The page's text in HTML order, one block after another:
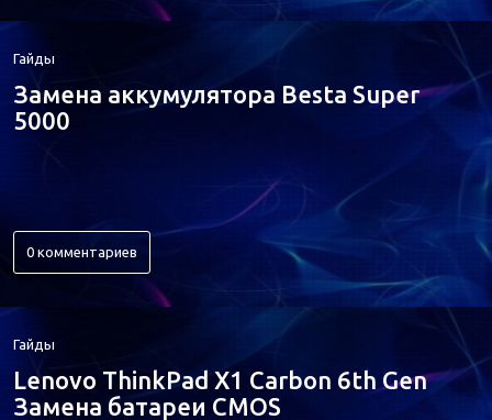
Гайды
Замена аккумулятора Besta Super
5000
0 комментариев
Гайды
Lenovo ThinkPad X1 Carbon 6th Gen
Замена батареи CMOS